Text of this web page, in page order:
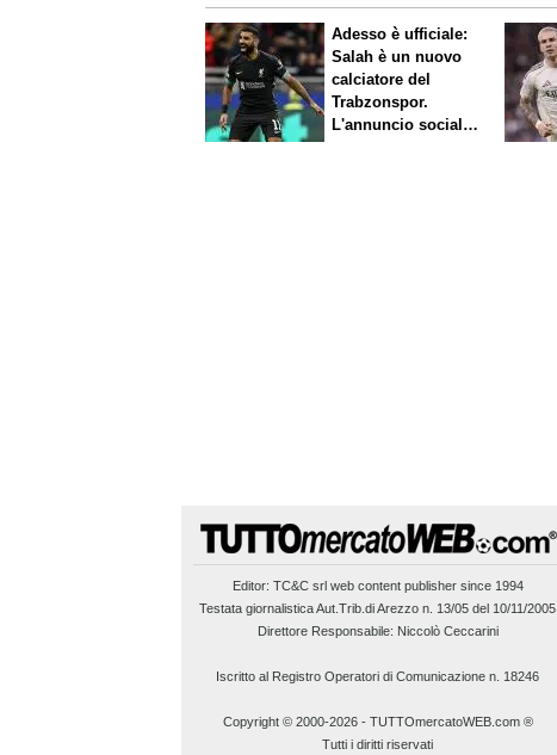
Adesso è ufficiale:
Salah è un nuovo
calciatore del
Trabzonspor.
L'annuncio social
Editor: TC&C srl web content publisher since 1994
Testata giornalistica Aut.Trib.di Arezzo n. 13/05 del 10/11/2005
Direttore Responsabile: Niccolò Ceccarini
Iscritto al Registro Operatori di Comunicazione n. 18246
Copyright © 2000-2026- TUTTOmercatoWEB.com ®
Tutti i diritti riservati